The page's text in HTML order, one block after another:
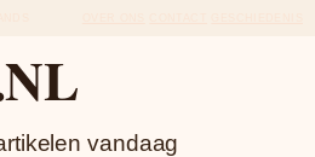
vandaag